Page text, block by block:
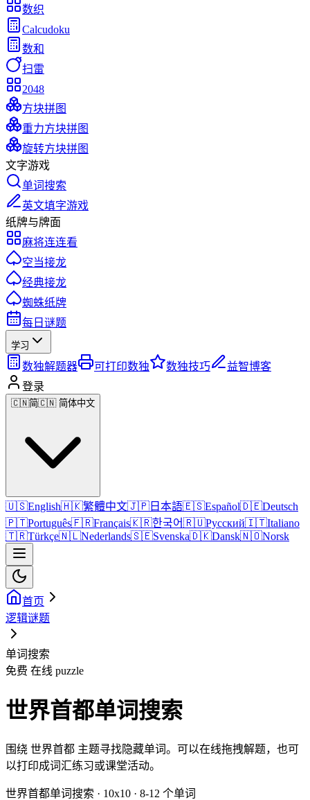
数织
Calcudoku
数和
扫雷
2048
方块拼图
重力方块拼图
旋转方块拼图
文字游戏
单词搜索
英文填字游戏
纸牌与牌面
麻将连连看
空当接龙
经典接龙
蜘蛛纸牌
每日谜题
学习
数独解题器 可打印数独 数独技巧
益智博客
登录
🇨🇳简🇨🇳 简体中文
🇺🇸English🇭🇰繁體中文🇯🇵 日本語🇪🇸Español🇩🇪Deutsch
🇵🇹Português🇫🇷Français🇰🇷한국어🇷🇺Русский🇮🇹Italiano
🇹🇷Türkçe🇳🇱Nederlands🇸🇪Svenska🇩🇰Dansk🇳🇴Norsk
首页
逻辑谜题
单词搜索
免费 在线 puzzle
世界首都单词搜索
围绕 世界首都 主题寻找隐藏单词。可以在线拖拽解题，也可
以打印成词汇练习或课堂活动。
世界首都单词搜索 · 10x10 · 8-12 个单词